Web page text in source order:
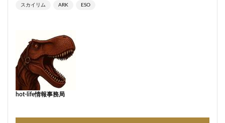
スカイリム ARK ESO
hot-life情報事務局